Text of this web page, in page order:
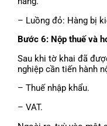
– Luồng đỏ: Hàng bị
Bước 6: Nộp thuế và
Sau khi tờ khai đã
nghiệp cần tiến hành
– Thuế nhập khẩu.
– VAT.